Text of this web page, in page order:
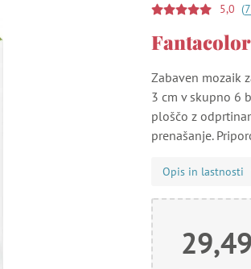
5,0 (7
Zabaven mozaik
3 cm v skupno 6
ploščo z
prenašanje.
Opis in lastnosti